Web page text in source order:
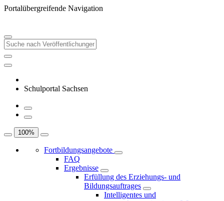
Portalübergreifende Navigation
Schulportal Sachsen
100%
Fortbildungsangebote
FAQ
Ergebnisse
Erfüllung des Erziehungs- und
Bildungsauftrages
Intelligentes und